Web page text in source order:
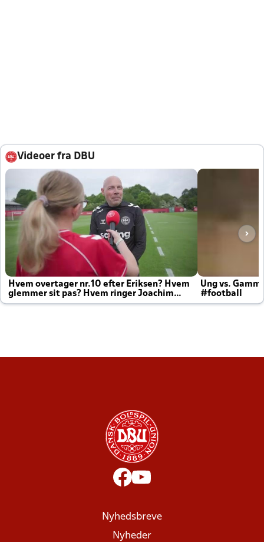
Videoer fra DBU
Hvem overtager nr.10 efter Eriksen? Hvem
glemmer sit pas? Hvem ringer Joachim
altid til efter kampe?
Ung vs.
#football
Nyhedsbreve
Nyheder